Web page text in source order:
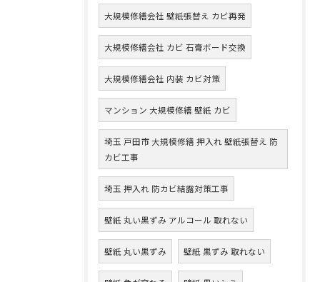
大規模修繕会社 壁紙張替え カビ再発
大規模修繕会社 カビ 石膏ボード交換
大規模修繕会社 内装 カビ対策
マンション 大規模修繕 壁紙 カビ
埼玉 戸田市 大規模修繕 押入れ 壁紙張替え 防
カビ工事
埼玉 押入れ 防カビ結露対策工事
壁紙 丸い黒ずみ アルコール 取れない
壁紙 丸い黒ずみ 壁紙 黒ずみ 取れない